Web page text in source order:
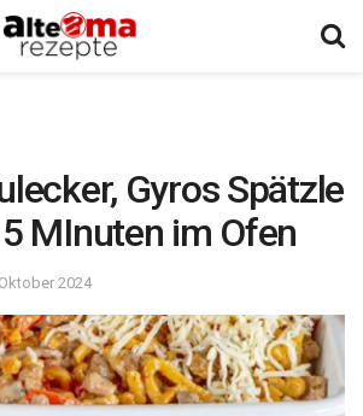
Gyros Spätzle
MInuten im Ofen
2024